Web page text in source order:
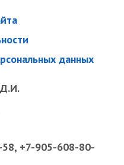
данных
+7-905-608-80-